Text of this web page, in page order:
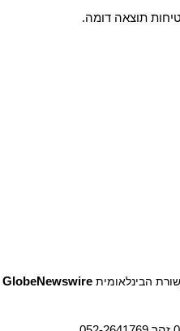
תוצאה דומה.
הבינלאומיתGlobeNewswire